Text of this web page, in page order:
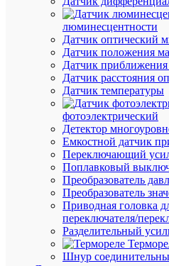
люминесцентности
Датчик оптический
Датчик положения
Датчик
Датчик расстояния
Датчик температуры
фотоэлектрический
Детектор
Емкостной датчик
Переключающий
Поплавковый
Преобразователь
Преобразователь
Приводная головка
переключателя/
Разделительный
Шнур